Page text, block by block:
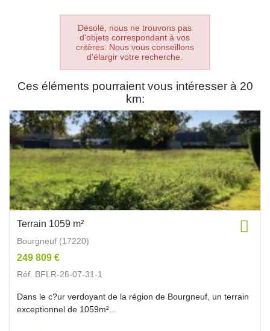
Désolé, nous ne trouvons pas
d'objets correspondant à vos
critères. Nous vous conseillons
d'élargir votre recherche.
Ces éléments pourraient vous intéresser à 20
km:
Terrain 1059 m²
Bourgneuf (17220)
249 809 €
Réf. BFLR-26-07-31-1
Dans le c?ur verdoyant de la région de Bourgneuf, un terrain
exceptionnel de 1059m²...